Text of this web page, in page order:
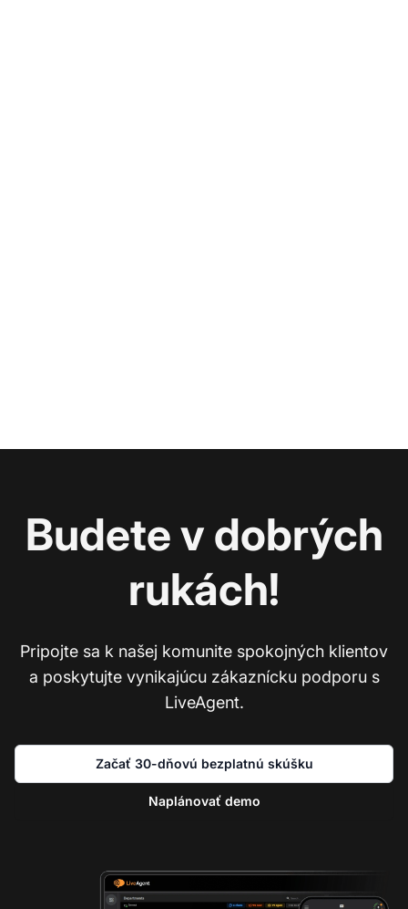
Budete v dobrých
rukách!
Pripojte sa k našej komunite spokojných klientov
a poskytujte vynikajúcu zákaznícku podporu s
LiveAgent.
Začať 30-dňovú bezplatnú skúšku
Naplánovať demo